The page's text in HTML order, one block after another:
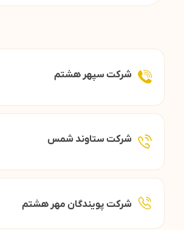
شرکت سپهر هشتم
شرکت ستاوند شمس
شرکت پویندگان مهر هشتم